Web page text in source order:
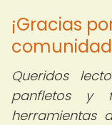
¡Gracias
Queridos
panfletos y
herramientas